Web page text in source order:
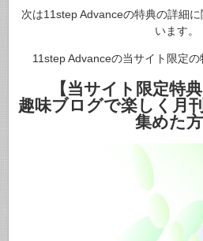
次は11step Advanceの特典の詳細
います。
11step Advanceの当サイト限定の
【当サイト限定特
趣味ブログで楽しく月
集めた